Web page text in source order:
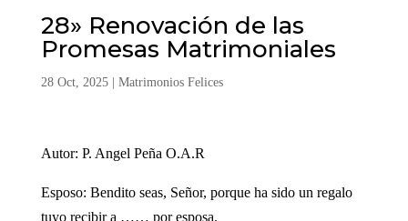
28» Renovación de las
Promesas Matrimoniales
28 Oct, 2025| Matrimonios Felices
Autor: P. Angel Peña O.A.R
Esposo: Bendito seas, Señor, porque ha sido un regalo
tuyo recibir a …… por esposa.